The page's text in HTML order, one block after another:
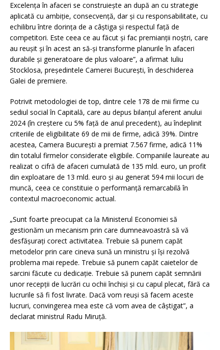
Excelența în afaceri se construiește an după an cu strategie
aplicată cu ambiție, consecvență, dar și cu responsabilitate, cu
echilibru între dorința de a câștiga și respectul față de
competitori. Este ceea ce au făcut și fac premianții noștri, care
au reușit și în acest an să-și transforme planurile în afaceri
durabile și generatoare de plus valoare”, a afirmat Iuliu
Stocklosa, preşedintele Camerei București, în deschiderea
Galei de premiere.
Potrivit metodologiei de top, dintre cele 178 de mii firme cu
sediul social în Capitală, care au depus bilanţul aferent anului
2024 (în creștere cu 5% față de anul precedent), au îndeplinit
criteriile de eligibilitate 69 de mii de firme, adică 39%. Dintre
acestea, Camera București a premiat 7.567 firme, adică 11%
din totalul firmelor considerate eligibile. Companiile laureate au
realizat o cifră de afaceri cumulată de 135 mld. euro, un profit
din exploatare de 13 mld. euro și au generat 594 mii locuri de
muncă, ceea ce constituie o performanță remarcabilă în
contextul macroeconomic actual.
„Sunt foarte preocupat ca la Ministerul Economiei să
gestionăm un mecanism prin care dumneavoastră să vă
desfășurați corect activitatea. Trebuie să punem capăt
metodelor prin care cineva sună un ministru și își rezolvă
problema mai repede. Trebuie să punem capăt caietelor de
sarcini făcute cu dedicație. Trebuie să punem capăt semnării
unor recepții de lucrări cu ochii închiși și cu capul plecat, fără ca
lucrurile să fi fost livrate. Dacă vom reuși să facem aceste
lucruri, convingerea mea este că vom avea de câștigat”, a
declarat ministrul Radu Miruță.